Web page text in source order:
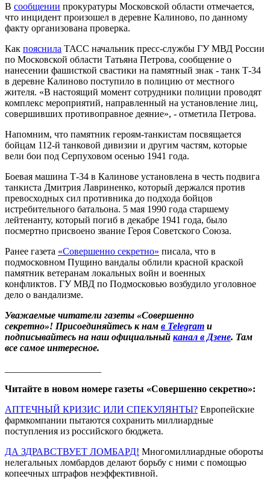
В сообщении прокуратуры Московской области отмечается,
что инцидент произошел в деревне Калиново, по данному
факту организована проверка.
Как пояснила ТАСС начальник пресс-службы ГУ МВД России
по Московской области Татьяна Петрова, сообщение о
нанесении фашисткой свастики на памятный знак - танк Т-34
в деревне Калиново поступило в полицию от местного
жителя. «В настоящий момент сотрудники полиции проводят
комплекс мероприятий, направленный на установление лиц,
совершивших противоправное деяние», - отметила Петрова.
Напомним, что памятник героям-танкистам посвящается
бойцам 112-й танковой дивизии и другим частям, которые
вели бои под Серпуховом осенью 1941 года.
Боевая машина Т-34 в Калинове установлена в честь подвига
танкиста Дмитрия Лавриненко, который держался против
превосходных сил противника до подхода бойцов
истребительного батальона. 5 мая 1990 года старшему
лейтенанту, который погиб в декабре 1941 года, было
посмертно присвоено звание Героя Советского Союза.
Ранее газета «Совершенно секретно» писала, что в
подмосковном Пущино вандалы облили красной краской
памятник ветеранам локальных войн и военных
конфликтов. ГУ МВД по Подмосковью возбудило уголовное
дело о вандализме.
Уважаемые читатели газеты «Совершенно
секретно»! Присоединяйтесь к нам в Telegram и
подписывайтесь на наш официальный канал в Дзене. Там
все самое интересное.
Читайте в новом номере газеты «Совершенно секретно»:
АПТЕЧНЫЙ КРИЗИС ИЛИ СПЕКУЛЯНТЫ? Европейские
фармкомпании пытаются сохранить миллиардные
поступления из российского бюджета.
ДА ЗДРАВСТВУЕТ ЛОМБАРД! Многомиллиардные обороты
нелегальных ломбардов делают борьбу с ними с помощью
копеечных штрафов неэффективной.